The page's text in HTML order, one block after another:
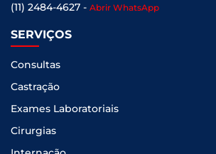
(11) 2484-4627 - Abrir WhatsApp
SERVIÇOS
Consultas
Castração
Exames Laboratoriais
Cirurgias